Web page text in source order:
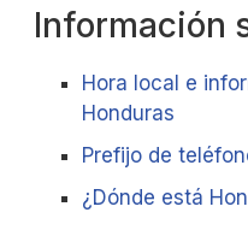
Información
Hora local e
Honduras
Prefijo de
¿Dónde está